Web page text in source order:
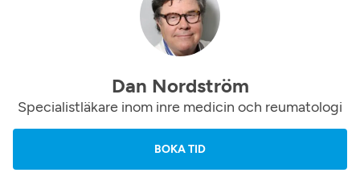
Dan Nordström
Specialistläkare inom inre medicin och reumatologi
BOKA TID